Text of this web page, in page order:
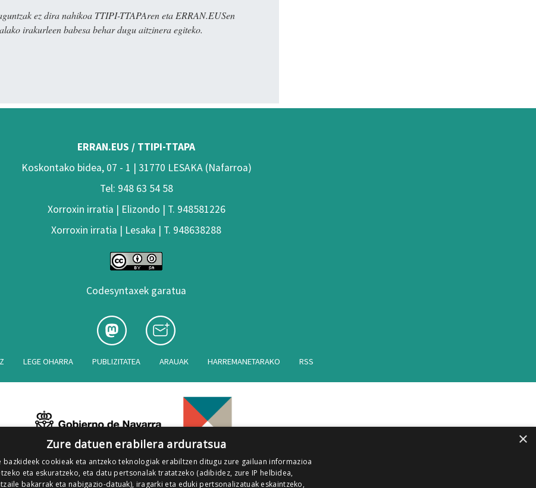
ez dira nahikoa TTIPI-TTAPAren eta ERRAN.EUSen
irakurleen babesa behar dugu aitzinera egiteko.
ERRAN.EUS / TTIPI-TTAPA
Koskontako bidea, 07 - 1 | 31770 LESAKA (Nafarroa)
Tel: 948 63 54 58
Xorroxin irratia | Elizondo | T. 948581226
Xorroxin irratia | Lesaka | T. 948638288
Codesyntaxek garatua
LEGE OHARRA PUBLIZITATEA ARAUAK HARREMANETARAKO RSS
×
Zure datuen erabilera arduratsua
bazkideek cookieak eta antzeko teknologiak erabiltzen ditugu zure gailuan informazioa
eta eskuratzeko, eta datu pertsonalak tratatzeko (adibidez, zure IP helbidea,
bakarrak eta nabigazio-datuak), iragarki eta eduki pertsonalizatuak eskaintzeko,